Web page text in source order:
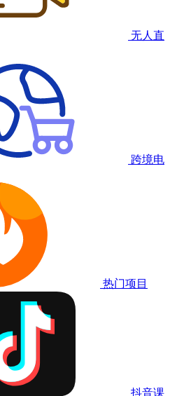
无人直
跨境电
热门项目
抖音课